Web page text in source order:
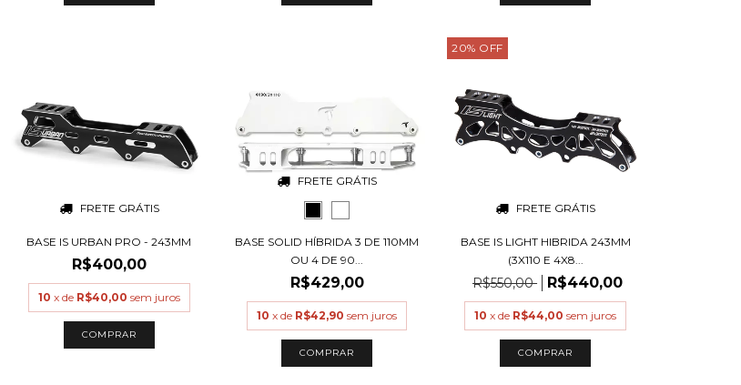
FRETE GRÁTIS
BASE IS URBAN PRO - 243MM
R$400,00
10 x de R$40,00 sem juros
FRETE GRÁTIS
BASE SOLID HÍBRIDA 3 DE 110MM
OU 4 DE 90...
R$429,00
10 x de R$42,90 sem juros
COMPRAR
20% OFF
FRETE GRÁTIS
BASE IS LIGHT HIBRIDA 243MM
(3X110 E 4X8...
R$550,00 R$440,00
10 x de R$44,00 sem juros